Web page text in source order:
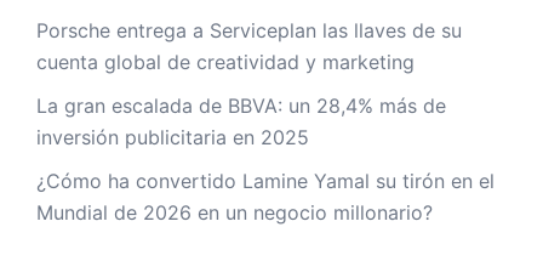
Porsche entrega a Serviceplan las llaves de su
cuenta global de creatividad y marketing
La gran escalada de BBVA: un 28,4% más de
inversión publicitaria en 2025
¿Cómo ha convertido Lamine Yamal su tirón en el
Mundial de 2026 en un negocio millonario?